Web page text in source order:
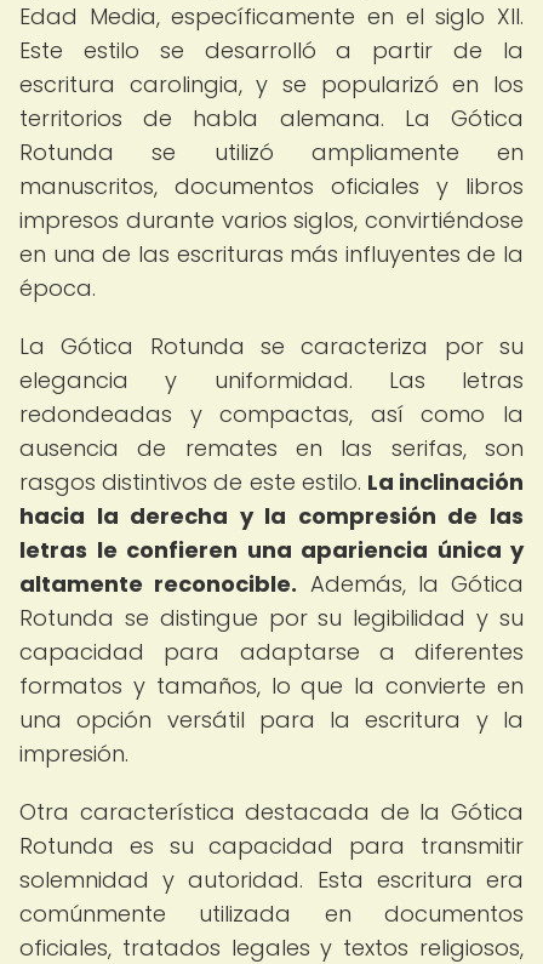
Edad Media, específicamente en el siglo XII.
Este estilo se desarrolló a partir de la
escritura carolingia, y se popularizó en los
territorios de habla alemana. La Gótica
Rotunda se utilizó ampliamente en
manuscritos, documentos oficiales y libros
impresos durante varios siglos, convirtiéndose
en una de las escrituras más influyentes de la
época.
La Gótica Rotunda se caracteriza por su
elegancia y uniformidad. Las letras
redondeadas y compactas, así como la
ausencia de remates en las serifas, son
rasgos distintivos de este estilo. La inclinación
hacia la derecha y la compresión de las
letras le confieren una apariencia única y
altamente reconocible. Además, la Gótica
Rotunda se distingue por su legibilidad y su
capacidad para adaptarse a diferentes
formatos y tamaños, lo que la convierte en
una opción versátil para la escritura y la
impresión.
Otra característica destacada de la Gótica
Rotunda es su capacidad para transmitir
solemnidad y autoridad. Esta escritura era
comúnmente utilizada en documentos
oficiales, tratados legales y textos religiosos,